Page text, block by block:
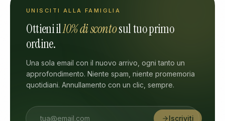
UNISCITI ALLA FAMIGLIA
Ottieni il10% di scontosul tuo primo
ordine.
Una sola email con il nuovo arrivo, ogni tanto un
approfondimento. Niente spam, niente promemoria
quotidiani. Annullamento con un clic, sempre.
Iscriviti